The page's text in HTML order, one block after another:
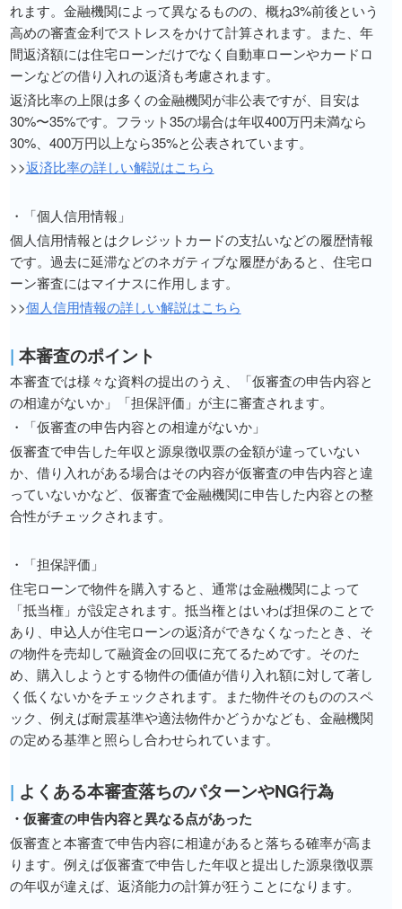
れます。金融機関によって異なるものの、概ね3%前後という
高めの審査金利でストレスをかけて計算されます。また、年
間返済額には住宅ローンだけでなく自動車ローンやカードロ
ーンなどの借り入れの返済も考慮されます。
返済比率の上限は多くの金融機関が非公表ですが、目安は
30%〜35%です。フラット35の場合は年収400万円未満なら
30%、400万円以上なら35%と公表されています。
>>返済比率の詳しい解説はこちら
・「個人信用情報」
個人信用情報とはクレジットカードの支払いなどの履歴情報
です。過去に延滞などのネガティブな履歴があると、住宅ロ
ーン審査にはマイナスに作用します。
>>個人信用情報の詳しい解説はこちら
| 本審査のポイント
本審査では様々な資料の提出のうえ、「仮審査の申告内容と
の相違がないか」「担保評価」が主に審査されます。
・「仮審査の申告内容との相違がないか」
仮審査で申告した年収と源泉徴収票の金額が違っていない
か、借り入れがある場合はその内容が仮審査の申告内容と違
っていないかなど、仮審査で金融機関に申告した内容との整
合性がチェックされます。
・「担保評価」
住宅ローンで物件を購入すると、通常は金融機関によって
「抵当権」が設定されます。抵当権とはいわば担保のことで
あり、申込人が住宅ローンの返済ができなくなったとき、そ
の物件を売却して融資金の回収に充てるためです。そのた
め、購入しようとする物件の価値が借り入れ額に対して著し
く低くないかをチェックされます。また物件そのもののスペ
ック、例えば耐震基準や適法物件かどうかなども、金融機関
の定める基準と照らし合わせられています。
| よくある本審査落ちのパターンやNG行為
・仮審査の申告内容と異なる点があった
仮審査と本審査で申告内容に相違があると落ちる確率が高ま
ります。例えば仮審査で申告した年収と提出した源泉徴収票
の年収が違えば、返済能力の計算が狂うことになります。